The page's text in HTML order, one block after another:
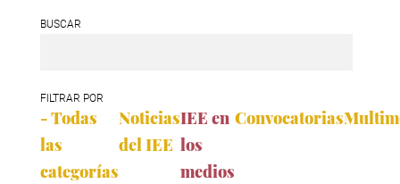
BUSCAR
FILTRAR POR
- Todas
las
categorías
Noticias
del IEE
IEE en
los
medios
Convocatorias